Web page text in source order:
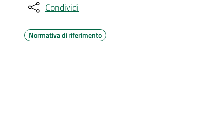
Condividi
Normativa di riferimento